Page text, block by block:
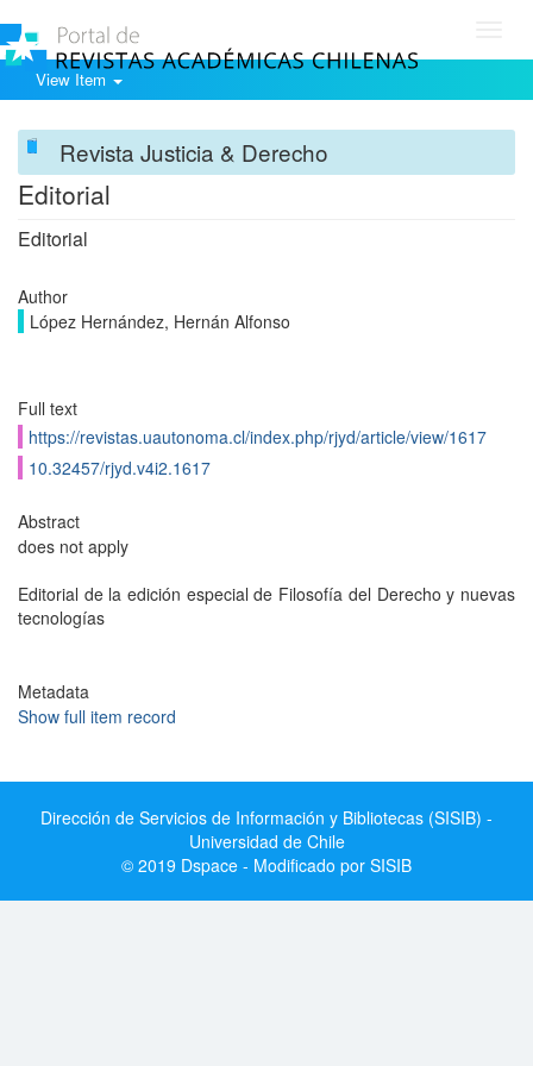
View Item
Revista Justicia & Derecho
Editorial
Editorial
Author
López Hernández, Hernán Alfonso
Full text
https://revistas.uautonoma.cl/index.php/rjyd/article/view/1617
10.32457/rjyd.v4i2.1617
Abstract
does not apply
Editorial de la edición especial de Filosofía del Derecho y nuevas
tecnologías
Metadata
Show full item record
Dirección de Servicios de Información y Bibliotecas (SISIB) -
Universidad de Chile
© 2019 Dspace - Modificado por SISIB